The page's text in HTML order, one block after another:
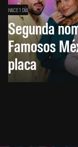
HACE 1 DÍA
Segunda
Famosos
placa